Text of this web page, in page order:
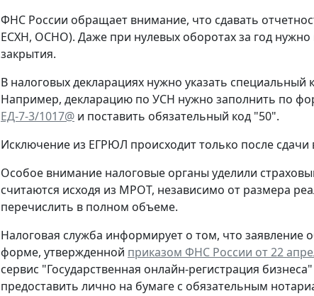
ФНС России обращает внимание, что сдавать
ЕСХН, ОСНО). Даже при нулевых оборотах за год
закрытия.
В налоговых декларациях нужно указать
Например, декларацию по УСН нужно заполнить по
ЕД-7-3/1017@ и поставить обязательный код "50".
Исключение из ЕГРЮЛ происходит только после
Особое внимание налоговые органы уделили
считаются исходя из МРОТ, независимо от размера
перечислить в полном объеме.
Налоговая служба информирует о том, что
форме, утвержденной приказом ФНС России от 22
сервис "Государственная онлайн-регистрация
предоставить лично на бумаге с обязательным